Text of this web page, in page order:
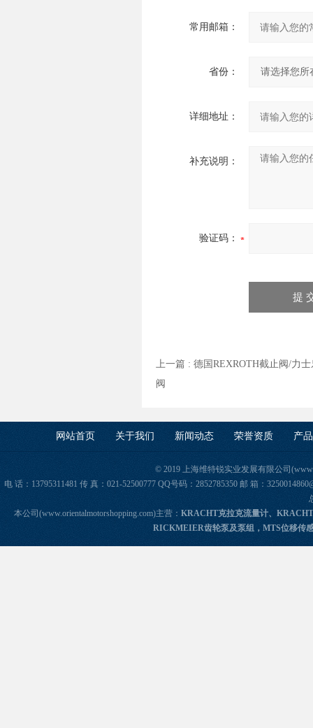
常用邮箱：
省份：
详细地址：
补充说明：
验证码：
上一篇 : 德国REXROTH截止阀/力
阀
网站首页 关于我们 新闻动态 荣誉资质 产
© 2019 上海维特锐实业发展有限公司
电 话：13795311481 传 真：021-52500777 QQ号码：2852785350 邮 箱：
本公司(www.orientalmotorshopping.com)主营： KRACHT克拉克流量计、
RICKMEIER齿轮泵及泵组，MTS位移传